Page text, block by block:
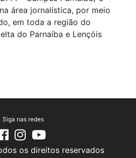
área jornalística, por meio
em toda a região do
do Parnaíba e Lençóis
Siga nas redes
os direitos reservados